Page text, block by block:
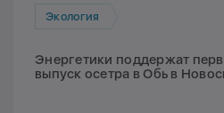
Экология
Энергетики поддержат
выпуск осетра в Обь в